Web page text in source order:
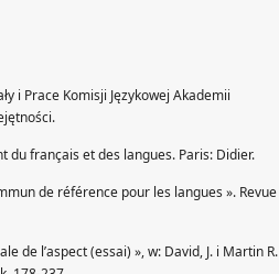
i Prace Komisji Językowej Akademii
du français et des langues. Paris: Didier.
de référence pour les langues ». Revue
de l’aspect (essai) », w: David, J. i Martin R.